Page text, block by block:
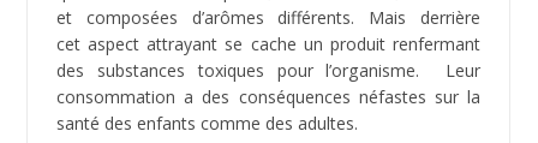
En effet, les confiseries contiennent en majorité du
sucre sous forme de sirop de maïs à haute teneur en
fructose auquel on ajoute des édulcorants artificiels,
des arômes, des conservateurs et des colorants
synthétiques. Les impacts sur la santé sont
alarmants. Une étude de Lancet (17) a mis en
évidence que « les colorants artificiels ou le
conservateur benzoate de sodium (voir les deux) dans